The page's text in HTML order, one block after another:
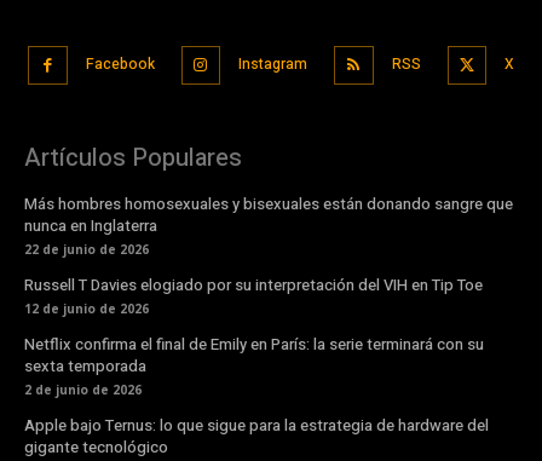
Facebook Instagram RSS X
Artículos Populares
Más hombres homosexuales y bisexuales están donando sangre que
nunca en Inglaterra
22 de junio de 2026
Russell T Davies elogiado por su interpretación del VIH en Tip Toe
12 de junio de 2026
Netflix confirma el final de Emily en París: la serie terminará con su
sexta temporada
2 de junio de 2026
Apple bajo Ternus: lo que sigue para la estrategia de hardware del
gigante tecnológico